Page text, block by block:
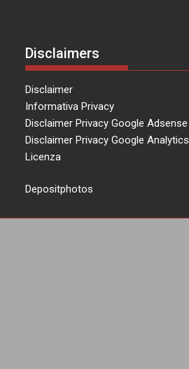
Disclaimers
Disclaimer
Informativa Privacy
Disclaimer Privacy Google Adsense
Disclaimer Privacy Google Analytics
Licenza
Depositphotos